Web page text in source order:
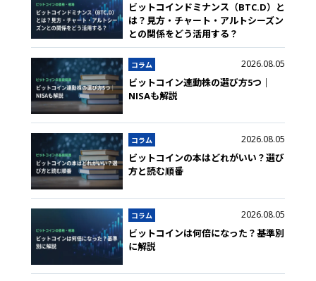
ビットコインドミナンス（BTC.D）と
は？見方・チャート・アルトシーズン
との関係をどう活用する？
コラム 2026.08.05
ビットコイン連動株の選び方5つ｜
NISAも解説
コラム 2026.08.05
ビットコインの本はどれがいい？選び
方と読む順番
コラム 2026.08.05
ビットコインは何倍になった？基準別
に解説